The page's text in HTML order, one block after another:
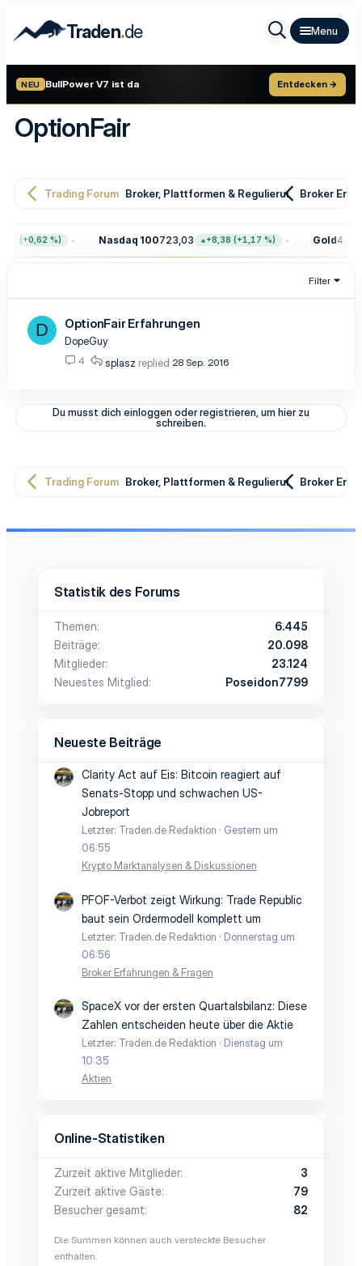
Traden.de
NEU BullPower V7 ist da Entdecken →
OptionFair
Trading Forum Broker, Plattformen & Regulierung Broker
(+0,62 %) Nasdaq 100723,03 +8,38 (+1,17 %) Gold
Filter
D OptionFair Erfahrungen
DopeGuy
4 28 Sep. 2016
splasz
Du musst dich einloggen oder registrieren, um hier zu
schreiben.
Trading Forum Broker, Plattformen & Regulierung Broker
Statistik des Forums
Themen
6.445
Beiträge
20.098
Mitglieder
23.124
Neuestes Mitglied
Poseidon7799
Neueste Beiträge
Clarity Act auf Eis: Bitcoin reagiert auf
Senats-Stopp und schwachen US-
Jobreport
Letzter: Traden.de Redaktion
Gestern um
06:55
Krypto Marktanalysen & Diskussionen
PFOF-Verbot zeigt Wirkung: Trade Republic
baut sein Ordermodell komplett um
Letzter: Traden.de Redaktion
Donnerstag um
06:56
Broker Erfahrungen & Fragen
SpaceX vor der ersten Quartalsbilanz: Diese
Zahlen entscheiden heute über die Aktie
Letzter: Traden.de Redaktion
Dienstag um
10:35
Aktien
Online-Statistiken
Zurzeit aktive Mitglieder
3
Zurzeit aktive Gäste
79
Besucher gesamt
82
Die Summen können auch versteckte Besucher
enthalten.